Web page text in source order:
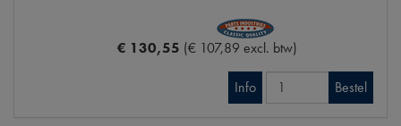
€ 130,55 (€ 107,89 excl. btw)
Info Bestel